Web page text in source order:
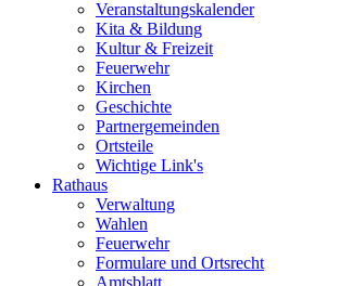
Veranstaltungskalender
Kita & Bildung
Kultur & Freizeit
Feuerwehr
Kirchen
Geschichte
Partnergemeinden
Ortsteile
Wichtige Link's
Rathaus
Verwaltung
Wahlen
Feuerwehr
Formulare und Ortsrecht
Amtsblatt